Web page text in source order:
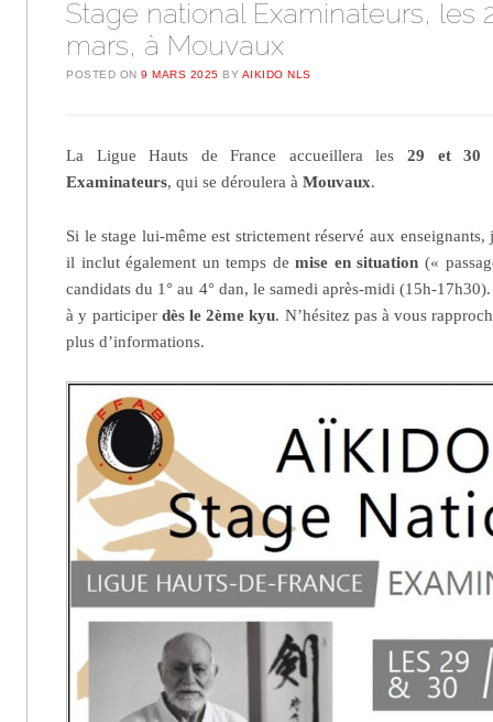
Stage national Examinateurs, les
mars, à Mouvaux
POSTED ON9 MARS 2025 BY AIKIDO NLS
La Ligue Hauts de France accueillera les 29 et 30
Examinateurs, qui se déroulera àMouvaux.
Si le stage lui-même est strictement réservé aux
il inclut également un temps demise en situation («
candidats du 1° au 4° dan, le samedi après-midi (15h-
à y participer dès le 2ème kyu. N’hésitez pas à vous
plus d’informations.